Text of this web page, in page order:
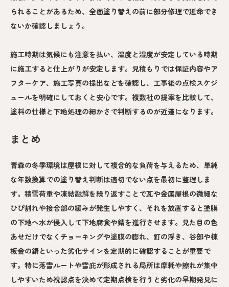
られることがあるため、全面塗り替えの前に部分修理で延命でき
ないか確認しましょう。
施工時期は気候にも注意を払い、温度と湿度が安定している時期
に施工すると仕上がりが安定します。見積もりでは保証内容やア
フターケア、施工写真の提出などを確認し、工事後の点検スケジ
ュールを明確にしておくと安心です。複数社の提案を比較して、
塗料の仕様と下地処理の細かさで判断するのが近道になります。
まとめ
青森の冬季環境は屋根に対して複合的な負荷を与えるため、単純
な年数換算での塗り替え判断は適切でない点を最初に整理しま
す。積雪荷重や凍結融解を繰り返すことで瓦や金属屋根の微細な
ひび割れや接合部の緩みが発生しやすく、それを放置すると塗膜
の下地へ水が侵入して下地腐食や錆を進行させます。見た目の色
あせだけでなくチョーキングや塗膜の膨れ、釘の浮き、谷部や棟
板金の錆といった劣化サインを定期的に確認することが重要で
す。特に落雪ルートや雪庇が形成される局所は摩耗や擦れが集中
しやすいため視認点を決めて定期点検を行うと劣化の早期発見に